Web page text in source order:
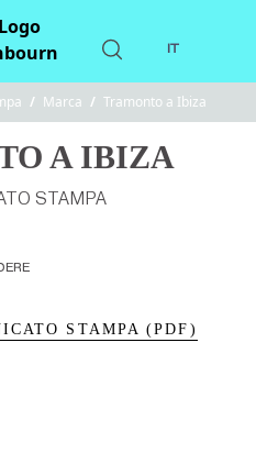
/ Marca / Tramonto a Ibiza
A IBIZA
STAMPA
STAMPA (PDF)